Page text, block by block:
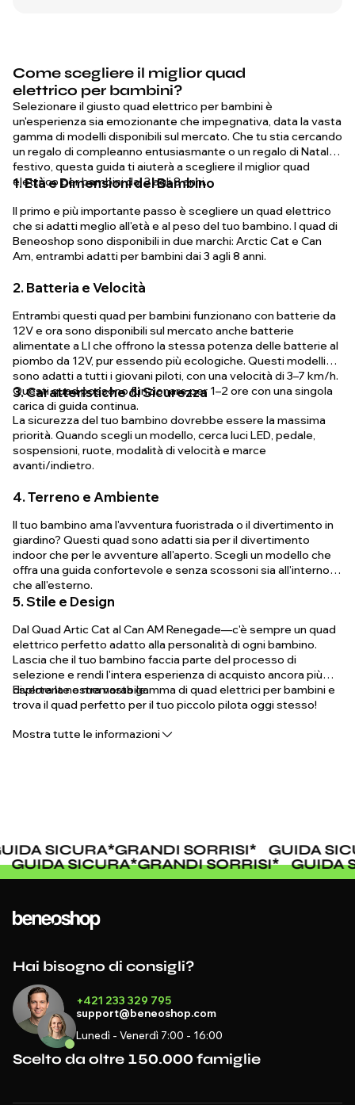
Come scegliere il miglior quad
elettrico per bambini?
Selezionare il giusto quad elettrico per bambini è
un'esperienza sia emozionante che impegnativa, data la vasta
gamma di modelli disponibili sul mercato. Che tu stia cercando
un regalo di compleanno entusiasmante o un regalo di Natale
festivo, questa guida ti aiuterà a scegliere il miglior quad
elettrico per bambini dai 3 agli 8 anni.
1. Età e Dimensioni del Bambino
Il primo e più importante passo è scegliere un quad elettrico
che si adatti meglio all'età e al peso del tuo bambino. I quad di
Beneoshop sono disponibili in due marchi: Arctic Cat e Can
Am, entrambi adatti per bambini dai 3 agli 8 anni.
2. Batteria e Velocità
Entrambi questi quad per bambini funzionano con batterie da
12V e ora sono disponibili sul mercato anche batterie
alimentate a LI che offrono la stessa potenza delle batterie al
piombo da 12V, pur essendo più ecologiche. Questi modelli
sono adatti a tutti i giovani piloti, con una velocità di 3–7 km/h.
Questi quad possono funzionare per 1–2 ore con una singola
carica di guida continua.
3. Caratteristiche di Sicurezza
La sicurezza del tuo bambino dovrebbe essere la massima
priorità. Quando scegli un modello, cerca luci LED, pedale,
sospensioni, ruote, modalità di velocità e marce
avanti/indietro.
4. Terreno e Ambiente
Il tuo bambino ama l'avventura fuoristrada o il divertimento in
giardino? Questi quad sono adatti sia per il divertimento
indoor che per le avventure all'aperto. Scegli un modello che
offra una guida confortevole e senza scossoni sia all'interno
che all'esterno.
5. Stile e Design
Dal Quad Artic Cat al Can AM Renegade—c'è sempre un quad
elettrico perfetto adatto alla personalità di ogni bambino.
Lascia che il tuo bambino faccia parte del processo di
selezione e rendi l'intera esperienza di acquisto ancora più
divertente e memorabile.
Esplora la nostra vasta gamma di quad elettrici per bambini e
trova il quad perfetto per il tuo piccolo pilota oggi stesso!
Mostra tutte le informazioni
SICURA*GRANDI SORRISI*
GUIDA
*
GUIDA SICURA*GRANDI SORRISI* GUIDA
Hai bisogno di consigli?
+421 233 329 795
support@beneoshop.com
Lunedì - Venerdì 7:00 - 16:00
Scelto da oltre 150.000 famiglie